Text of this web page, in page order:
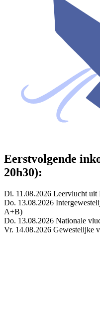
Eerstvolgende
20h30):
Di. 11.08.2026 Leervlucht uit
Do. 13.08.2026
A+B)
Do. 13.08.2026 Nationale
Vr. 14.08.2026 Gewestelijke